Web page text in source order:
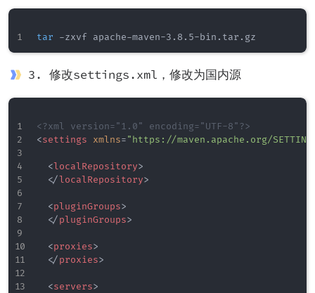
tar
3. 修改settings.xml，修改为国内源
<?xml version="1.0" encoding="UTF-8"?>
<settings xmlns="https://maven.apache.org/
<localRepository>
</localRepository>
<pluginGroups>
</pluginGroups>
<proxies>
</proxies>
<servers>